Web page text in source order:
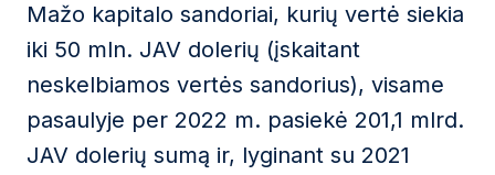
Mažo kapitalo sandoriai, kurių vertė siekia
iki 50 mln. JAV dolerių (įskaitant
neskelbiamos vertės sandorius), visame
pasaulyje per 2022 m. pasiekė 201,1 mlrd.
JAV dolerių sumą ir, lyginant su 2021